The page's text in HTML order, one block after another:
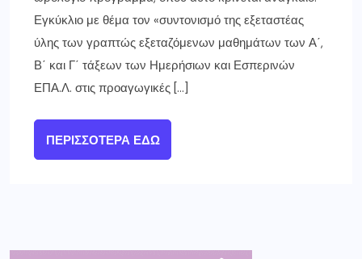
Εγκύκλιο με θέμα τον «συντονισμό της εξεταστέας
ύλης των γραπτώς εξεταζόμενων μαθημάτων των Α΄,
Β΄ και Γ΄ τάξεων των Ημερήσιων και Εσπερινών
ΕΠΑ.Λ. στις προαγωγικές […]
ΠΕΡΙΣΣΌΤΕΡΑ ΕΔΏ